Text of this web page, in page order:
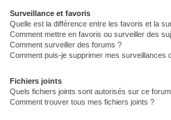
Surveillance et favoris
Quelle est la différence entre les favoris et la
Comment mettre en favoris ou surveiller des
Comment surveiller des forums ?
Comment puis-je supprimer mes surveillances
Fichiers joints
Quels fichiers joints sont autorisés sur ce
Comment trouver tous mes fichiers joints ?